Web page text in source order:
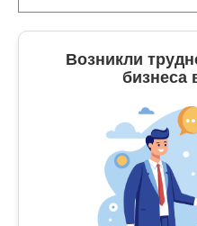
Возникли
бизнеса